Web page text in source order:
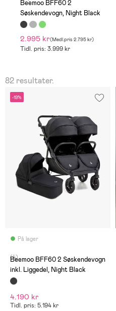
Beemoo BFF60 2
Søskendevogn, Night Black
2.995 kr(Medl.pris 2.795 kr)
Tidl. pris: 3.999 kr
82 resultater.
-19%
På lager
(4)
Beemoo BFF60 2 Søskendevogn
inkl. Liggedel, Night Black
4.190 kr
Tidl. pris: 5.194 kr